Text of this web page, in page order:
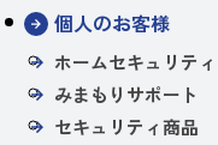
個人のお客様
ホームセキュリティ
みまもりサポート
セキュリティ商品